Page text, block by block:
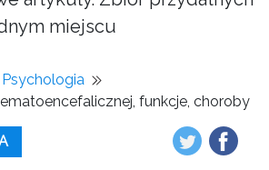
miejscu
Psychologia
funkcje, choroby